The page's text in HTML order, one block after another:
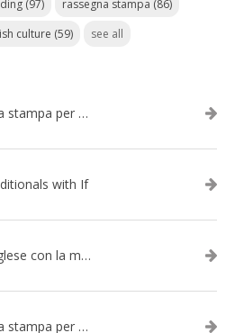
(97) rassegna stampa (86)
culture (59) see all
SPEAK TIPS | La rassegna stampa per migliorare l’inglese - luglio 2026
with If
WORD UP | Imparare l'inglese con la musica: David Bowie
SPEAK TIPS | La rassegna stampa per migliorare l’inglese - aprile 2026